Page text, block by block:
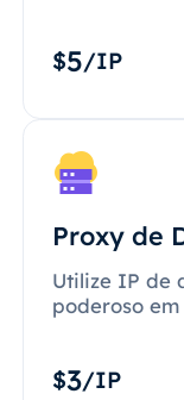
$5/IP
Proxy de
Utilize IP de
poderoso
$3/IP